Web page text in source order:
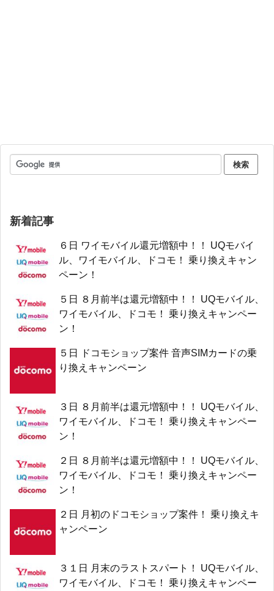
新着記事
６日 ワイモバイル還元増額中！！ UQモバイ
ル、ワイモバイル、ドコモ！ 乗り換えキャン
ペーン！
５日 ８月前半は還元増額中！！ UQモバイル、
ワイモバイル、ドコモ！ 乗り換えキャンペー
ン！
５日 ドコモショップ案件 音声SIMカードの乗
り換えキャンペーン
３日 ８月前半は還元増額中！！ UQモバイル、
ワイモバイル、ドコモ！ 乗り換えキャンペー
ン！
２日 ８月前半は還元増額中！！ UQモバイル、
ワイモバイル、ドコモ！ 乗り換えキャンペー
ン！
２日 月初のドコモショップ案件！ 乗り換えキ
ャンペーン
３１日 月末のラストスパート！ UQモバイル、
ワイモバイル、ドコモ！ 乗り換えキャンペー